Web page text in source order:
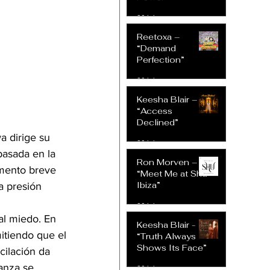
dirige su
en la
breve
presión
miedo. En
que el
da
se
30 jul
Reetoxa –
“Demand
Perfection”
30 jul
Keesha Blair –
“Access
Declined”
30 jul
Ron Morven –
“Meet Me at Shu
Ibiza”
30 jul
Keesha Blair -
“Truth Always
Shows Its Face”